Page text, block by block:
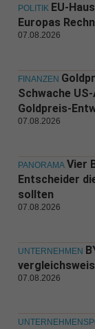
POLITIK EU-
Europas
07.08.2026
FINANZEN
Schwache
Goldpreis-
07.08.2026
PANORAMA Vier
Entscheider
sollten
07.08.2026
UNTERNEHMEN
07.08.2026